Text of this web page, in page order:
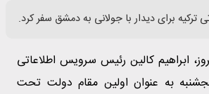
برای دیدار با جولانی به دمشق سفر کرد.
ابراهیم کالین رئیس سرویس اطلاعاتی
به عنوان اولین مقام دولت تحت